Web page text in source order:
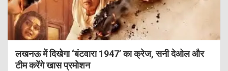
लखनऊ में दिखेगा ‘बंटवारा 1947’ का क्रेज, सनी देओल और
टीम करेंगे खास प्रमोशन